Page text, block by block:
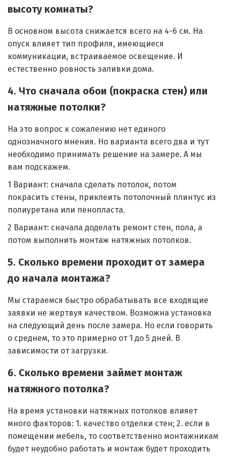
высоту комнаты?
В основном высота снижается всего на 4-6 см. На
опуск влияет тип профиля, имеющиеся
коммуникации, встраиваемое освещение. И
естественно ровность заливки дома.
4. Что сначала обои (покраска стен) или
натяжные потолки?
На это вопрос к сожалению нет единого
однозначного мнения. Но варианта всего два и тут
необходимо принимать решение на замере. А мы
вам подскажем.
1 Вариант: сначала сделать потолок, потом
покрасить стены, приклеить потолочный плинтус из
полиуретана или пенопласта.
2 Вариант: сначала доделать ремонт стен, пола, а
потом выполнить монтаж натяжных потолков.
5. Сколько времени проходит от замера
до начала монтажа?
Мы стараемся быстро обрабатывать все входящие
заявки не жертвуя качеством. Возможна установка
на следующий день после замера. Но если говорить
о среднем, то это примерно от 1 до 5 дней. В
зависимости от загрузки.
6. Сколько времени займет монтаж
натяжного потолка?
На время установки натяжных потолков влияет
много факторов: 1. качество отделки стен; 2. если в
помещении мебель, то соответственно монтажникам
будет неудобно работать и монтаж будет проходить